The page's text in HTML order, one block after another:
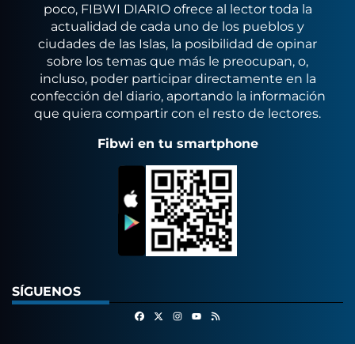
poco, FIBWI DIARIO ofrece al lector toda la
actualidad de cada uno de los pueblos y
ciudades de las Islas, la posibilidad de opinar
sobre los temas que más le preocupan, o,
incluso, poder participar directamente en la
confección del diario, aportando la información
que quiera compartir con el resto de lectores.
Fibwi en tu smartphone
SÍGUENOS
FacebookInstagram